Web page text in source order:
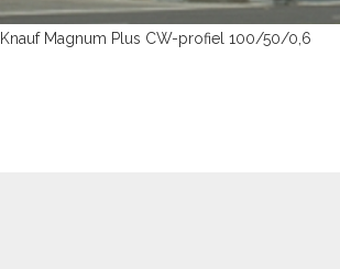
Knauf Magnum Plus CW-profiel 100/50/0,6